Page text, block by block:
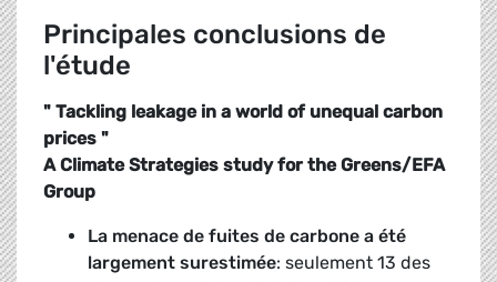
Principales conclusions de
l'étude
" Tackling leakage in a world of unequal carbon
prices "
A Climate Strategies study for the Greens/EFA
Group
La menace de fuites de carbone a été
largement surestimée: seulement 13 des